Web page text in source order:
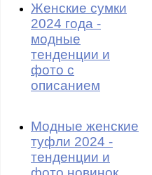
Женские сумки
2024 года -
модные
тенденции и
фото с
описанием
Модные женские
туфли 2024 -
тенденции и